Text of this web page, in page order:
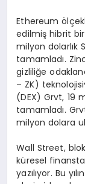
Ethereum
edilmiş hibrit
milyon dolarlık
tamamladı.
gizliliğe
– ZK)
(DEX) Grvt, 19
tamamladı.
milyon dolara
Wall Street,
küresel
yazılıyor. Bu